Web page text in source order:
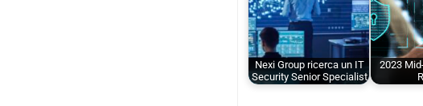
Nexi Group ricerca un IT
Security Senior Specialist
2023